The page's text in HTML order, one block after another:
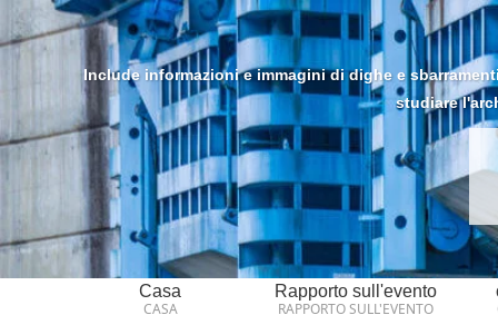
Include informazioni e immagini di dighe e
studiare
Casa
CASA
Rapporto sull'evento
RAPPORTO SULL'EVENTO